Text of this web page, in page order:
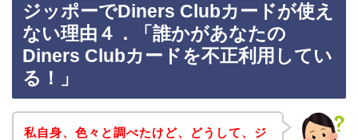
ジッポーでDiners Clubカードが使え
ない理由４．「誰かがあなたの
Diners Clubカードを不正利用してい
る！」
私自身、色々と調べたけど、どうして、ジ